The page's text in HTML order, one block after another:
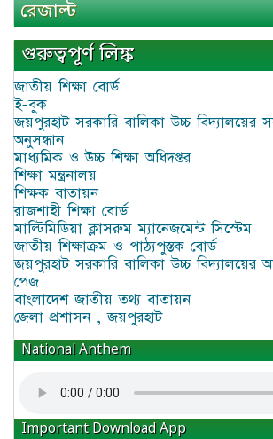
রেজাল্ট
গুরুত্বপূর্ণ লিঙ্ক
জাতীয় শিক্ষা বোর্ড
ই-বুক
জয়পুরহাট সরকারি বালিকা উচ্চ বিদ্যালয়ের
অনুসন্ধান
মাধ্যমিক ও উচ্চ শিক্ষা অধিদপ্তর
শিক্ষা মন্ত্রনালয়
শিক্ষক বাতায়ন
রাজশাহী শিক্ষা বোর্ড
মাল্টিমিডিয়া ক্লাসরুম ম্যানেজমেন্ট সিস্টেম
জাতীয় শিক্ষাক্রম ও পাঠ্যপুস্তক বোর্ড
জয়পুরহাট সরকারি বালিকা উচ্চ বিদ্যালয়ের
পেজ
বাংলাদেশ জাতীয় তথ্য বাতায়ন
জেলা প্রশাসন , জয়পুরহাট
National Anthem
Important Download App